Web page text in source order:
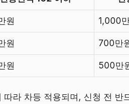
원 1,000
원 700만
원 500만
라 차등 적용되며, 신청 전 반